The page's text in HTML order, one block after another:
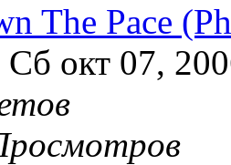
The Pace
Сб окт 07,